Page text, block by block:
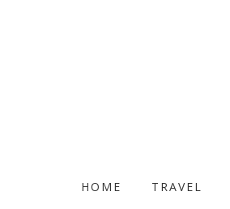
HOME TRAVEL